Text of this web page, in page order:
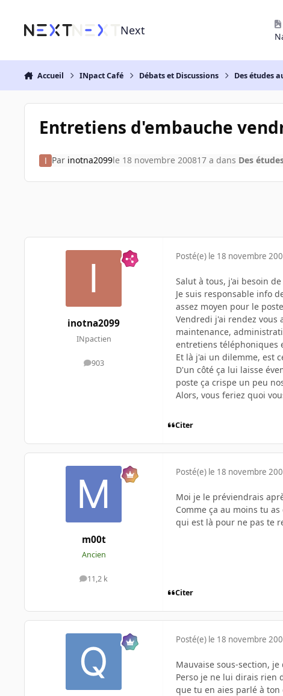
Next
Accueil INpact Café Débats et Discussions Des études
Entretiens d'embauche
Par inotna2099le 18 novembre 200817 a dans Des
inotna2099
INpactien
903
messages
Posté(e) le 18 novembre
Salut à tous, j'ai besoin
Je suis responsable info
assez moyen pour le
Vendredi j'ai rendez
maintenance,
entretiens téléphoniques
Et là j'ai un dilemme, est
D'un côté ça lui laisse
poste ça crispe un peu
Alors, vous feriez quoi
Citer
m00t
Ancien
11,2 k
messages
Posté(e) le 18 novembre
Moi je le préviendrais
Comme ça au moins tu
qui est là pour ne pas te
Citer
Posté(e) le 18 novembre
Mauvaise sous-section, je
Perso je ne lui dirais rien
que tu en aies parlé à